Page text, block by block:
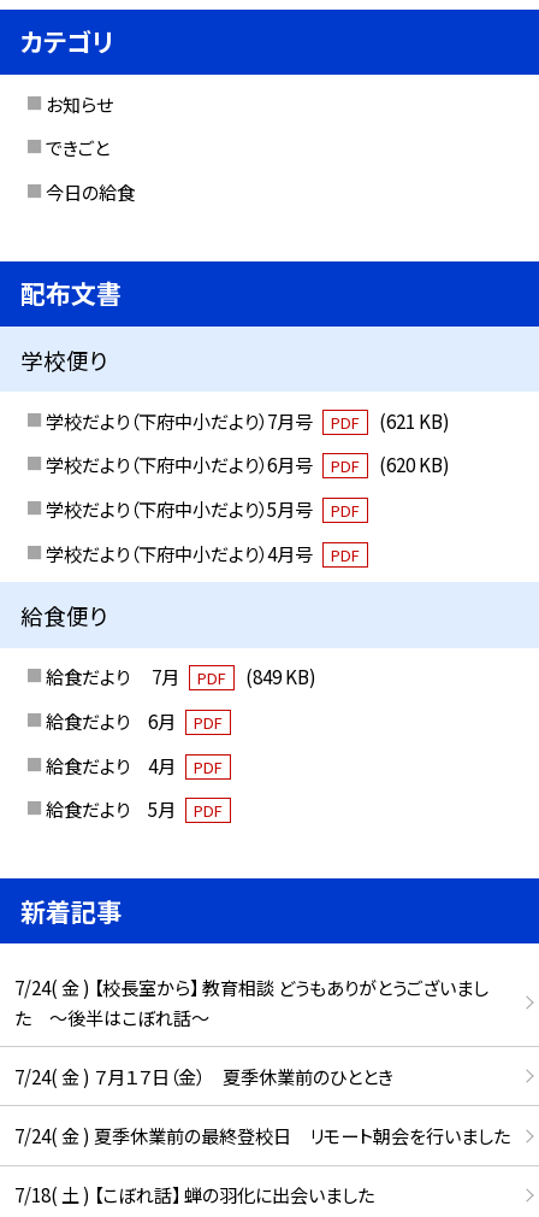
カテゴリ
お知らせ
できごと
今日の給食
配布文書
学校便り
学校だより（下府中小だより）7月号 PDF
(621 KB)
学校だより（下府中小だより）6月号
PDF
(620 KB)
学校だより（下府中小だより）5月号
PDF
学校だより（下府中小だより）4月号 PDF
給食便り
給食だより 7月 PDF
(849 KB)
給食だより 6月
PDF
給食だより 4月 PDF
給食だより 5月 PDF
新着記事
7/24( 金 ) 【校長室から】 教育相談 どうもありがとうございまし
た ～後半はこぼれ話～
7/24( 金 ) ７月１７日（金） 夏季休業前のひととき
7/24( 金 ) 夏季休業前の最終登校日 リモート朝会を行いました
7/18( 土 ) 【こぼれ話】 蝉の羽化に出会いました